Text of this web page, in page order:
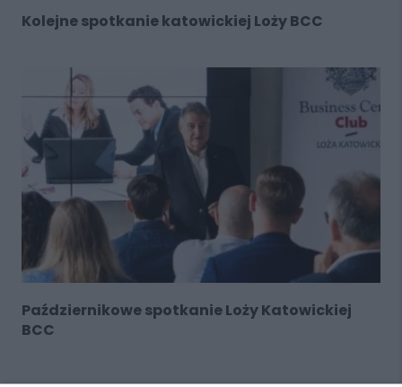
Kolejne spotkanie katowickiej Loży BCC
Październikowe spotkanie Loży Katowickiej
BCC